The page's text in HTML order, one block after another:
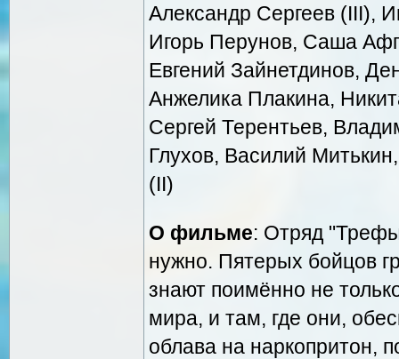
Александр Сергеев (III),
Игорь Перунов, Саша
Евгений Зайнетдинов,
Анжелика Плакина,
Сергей Терентьев,
Глухов, Василий
(II)
О фильме: Отряд
нужно. Пятерых бойцов
знают поимённо не
мира, и там, где они,
облава на наркопритон,